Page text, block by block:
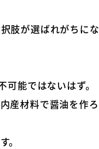
肢が選ばれがちにな
能ではないはず。
産材料で醤油を作ろ
。